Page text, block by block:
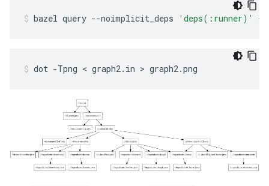
bazel query --noimplicit_deps 'deps(:runner)' --
dot -Tpng < graph2.in > graph2.png